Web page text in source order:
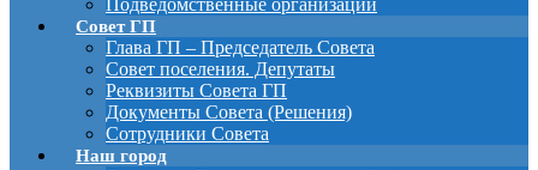
Совет ГП
Глава ГП – Председатель Совета
Совет поселения. Депутаты
Реквизиты Совета ГП
Документы Совета (Решения)
Сотрудники Совета
Наш город